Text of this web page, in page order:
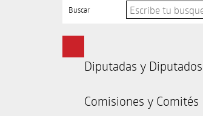
Buscar
Diputadas y Diputados
Comisiones y Comités